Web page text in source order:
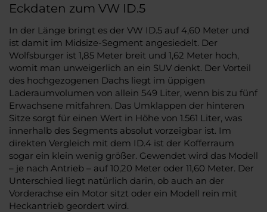
Eckdaten zum VW ID.5
In der Länge bringt es der VW ID.5 auf 4,60 Meter und
ist damit im Midsize-Segment angesiedelt. Der
Wolfsburger ist 1,85 Meter breit und 1,62 Meter hoch,
womit man unweigerlich an ein SUV denkt. Der Vorteil
des hochgezogenen Dachs liegt im üppigen
Laderaumvolumen von allein 549 Liter, wenn bis zu fünf
Erwachsene mitfahren. Das Umklappen der hinteren
Sitze sorgt für einen Wert in Höhe von 1.561 Liter, was
innerhalb des Segments absolut vorzeigbar ist. Im
direkten Vergleich mit dem ID.4 ist der Kofferraum
sogar ein klein wenig größer. Gewendet wird das Modell
– je nach Antrieb – auf 10,20 Meter oder 11,60 Meter. Der
Unterschied liegt natürlich darin, ob auch an der
Vorderachse ein Motor sitzt oder ein Modell rein mit
Heckantrieb geordert wird.